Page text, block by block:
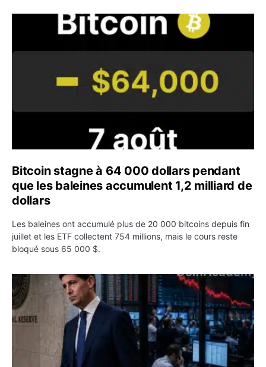
Bitcoin stagne à 64 000 dollars pendant que les
Bitcoin stagne à 64 000 dollars pendant
que les baleines accumulent 1,2 milliard de
dollars
Les baleines ont accumulé plus de 20 000 bitcoins depuis fin
juillet et les ETF collectent 754 millions, mais le cours reste
bloqué sous 65 000 $.
Kevin Warsh maintient sa communication minimaliste